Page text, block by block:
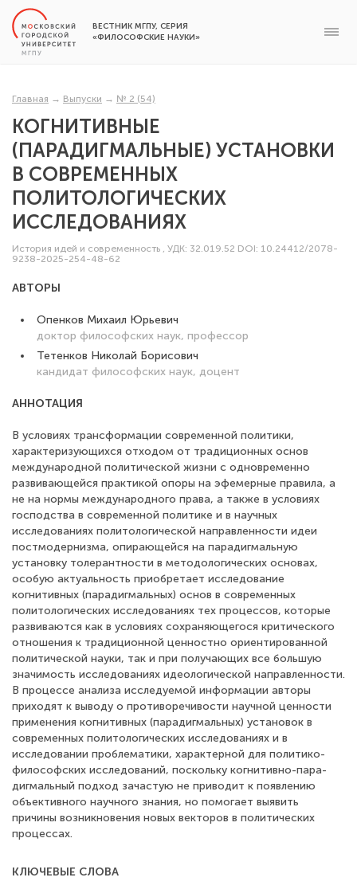
ВЕСТНИК МГПУ, СЕРИЯ
«ФИЛОСОФСКИЕ НАУКИ»
Главная → Выпуски → № 2 (54)
КОГНИТИВНЫЕ
(ПАРАДИГМАЛЬНЫЕ) УСТАНОВКИ
В СОВРЕМЕННЫХ
ПОЛИТОЛОГИЧЕСКИХ
ИССЛЕДОВАНИЯХ
История идей и современность , УДК: 32.019.52 DOI: 10.24412/2078-
9238-2025-254-48-62
АВТОРЫ
Опенков Михаил Юрьевич
доктор философских наук, профессор
Тетенков Николай Борисович
кандидат философских наук, доцент
АННОТАЦИЯ
В условиях трансформации современной политики,
характеризующихся отходом от традиционных основ
международной политической жизни с одновременно
развивающейся практикой опоры на эфемерные правила, а
не на нормы международного права, а также в условиях
господства в современной политике и в научных
исследованиях политологической направленности идеи
постмодернизма, опирающейся на парадигмальную
установку толерантности в методологических основах,
особую актуальность приобретает исследование
когнитивных (парадигмальных) основ в современных
политологических исследованиях тех процессов, которые
развиваются как в условиях сохраняющегося критического
отношения к традиционной ценностно ориентированной
политической науки, так и при получающих все большую
значимость исследованиях идеологической направленности.
В процессе анализа исследуемой информации авторы
приходят к выводу о противоречивости научной ценности
применения когнитивных (парадигмальных) установок в
современных политологических исследованиях и в
исследовании проблематики, характерной для политико-
философских исследований, поскольку когнитивно-пара-
дигмальный подход зачастую не приводит к появлению
объективного научного знания, но помогает выявить
причины возникновения новых векторов в политических
процессах.
КЛЮЧЕВЫЕ СЛОВА